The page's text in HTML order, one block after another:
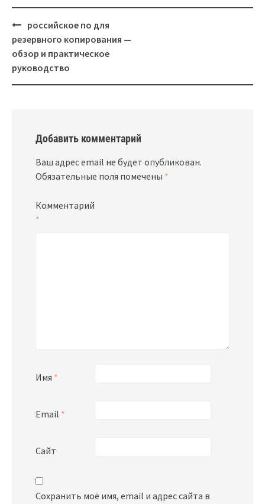
Навигация
российское по для
резервного копирования —
обзор и практическое
руководство
Добавить комментарий
Ваш адрес email не будет опубликован.
Обязательные поля помечены *
Комментарий
*
Имя *
Email *
Сайт
Сохранить моё имя, email и адрес сайта в